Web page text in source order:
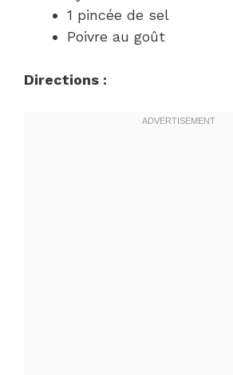
1 pincée de sel
Poivre au goût
Directions :